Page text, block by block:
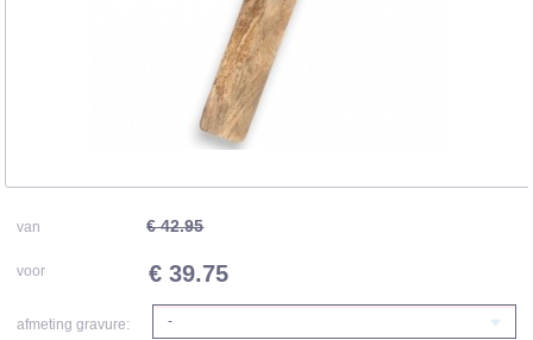
van € 42.95
voor € 39.75
afmeting gravure: -